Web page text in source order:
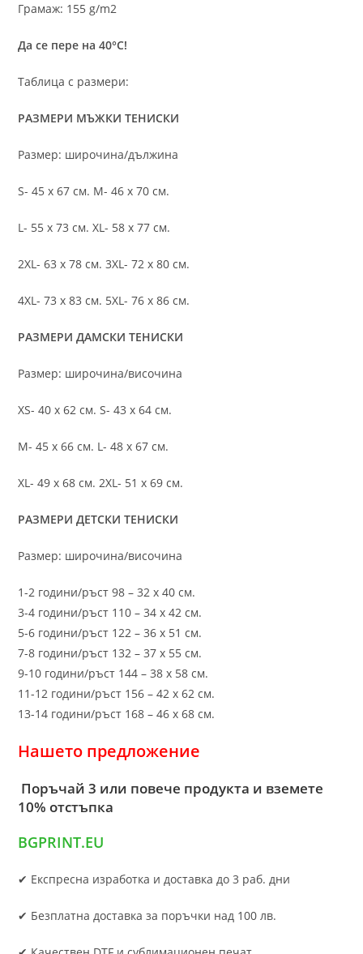
Грамаж: 155 g/m2
Да се пере на 40°C!
Таблица с размери:
РАЗМЕРИ МЪЖКИ ТЕНИСКИ
Размер: широчина/дължина
S- 45 х 67 см. M- 46 х 70 см.
L- 55 х 73 см. XL- 58 х 77 см.
2XL- 63 х 78 см. 3XL- 72 х 80 см.
4XL- 73 х 83 см. 5XL- 76 х 86 см.
РАЗМЕРИ ДАМСКИ ТЕНИСКИ
Размер: широчина/височина
XS- 40 х 62 см. S- 43 х 64 см.
M- 45 х 66 см. L- 48 х 67 см.
XL- 49 х 68 см. 2XL- 51 х 69 см.
РАЗМЕРИ ДЕТСКИ ТЕНИСКИ
Размер: широчина/височина
1-2 години/ръст 98 – 32 х 40 см.
3-4 години/ръст 110 – 34 х 42 см.
5-6 години/ръст 122 – 36 х 51 см.
7-8 години/ръст 132 – 37 х 55 см.
9-10 години/ръст 144 – 38 х 58 см.
11-12 години/ръст 156 – 42 x 62 см.
13-14 години/ръст 168 – 46 х 68 см.
Нашето предложение
Поръчай 3 или повече продукта и вземете
10% отстъпка
BGPRINT.EU
✔ Експресна изработка и доставка до 3 раб. дни
✔ Безплатна доставка за поръчки над 100 лв.